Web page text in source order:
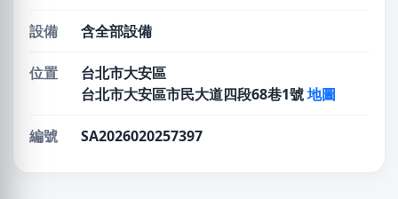
設備 含全部設備
位置
台北市大安區
台北市大安區市民大道四段68巷1號地圖
編號 SA2026020257397